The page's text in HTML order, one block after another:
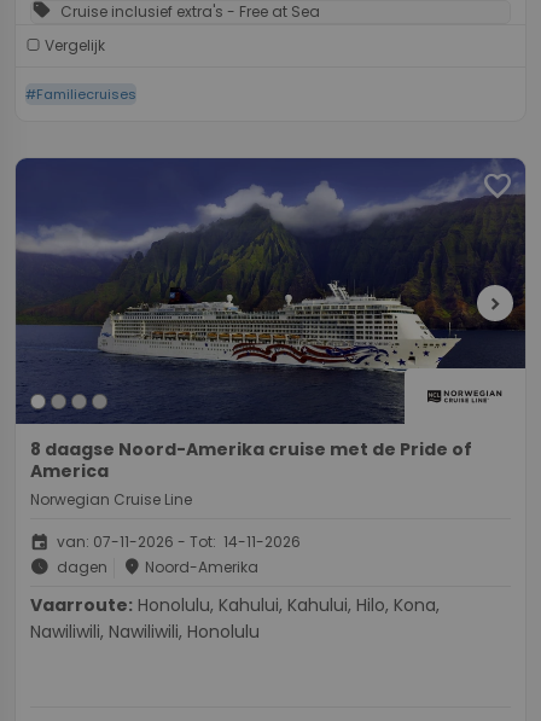
sell Cruise inclusief extra's - Free at Sea
Vergelijk
#Familiecruises
favorite
chevron_right
8 daagse Noord-Amerika cruise met de Pride of
America
Norwegian Cruise Line
event van: 07-11-2026 - Tot: 14-11-2026
schedule dagen place Noord-Amerika
Vaarroute:
Nawiliwili, Nawiliwili, Honolulu